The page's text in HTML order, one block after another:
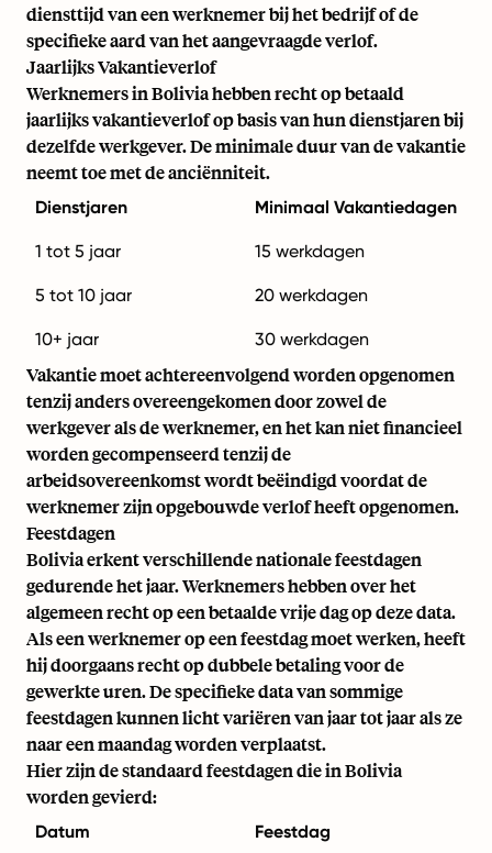
diensttijd van een werknemer bij het bedrijf of de
specifieke aard van het aangevraagde verlof.
Jaarlijks Vakantieverlof
Werknemers in Bolivia hebben recht op betaald
jaarlijks vakantieverlof op basis van hun dienstjaren bij
dezelfde werkgever. De minimale duur van de vakantie
neemt toe met de anciënniteit.
Dienstjaren Minimaal Vakantiedagen
1 tot 5 jaar 15 werkdagen
5 tot 10 jaar 20 werkdagen
10+ jaar 30 werkdagen
Vakantie moet achtereenvolgend worden opgenomen
tenzij anders overeengekomen door zowel de
werkgever als de werknemer, en het kan niet financieel
worden gecompenseerd tenzij de
arbeidsovereenkomst wordt beëindigd voordat de
werknemer zijn opgebouwde verlof heeft opgenomen.
Feestdagen
Bolivia erkent verschillende nationale feestdagen
gedurende het jaar. Werknemers hebben over het
algemeen recht op een betaalde vrije dag op deze data.
Als een werknemer op een feestdag moet werken, heeft
hij doorgaans recht op dubbele betaling voor de
gewerkte uren. De specifieke data van sommige
feestdagen kunnen licht variëren van jaar tot jaar als ze
naar een maandag worden verplaatst.
Hier zijn de standaard feestdagen die in Bolivia
worden gevierd:
Datum Feestdag